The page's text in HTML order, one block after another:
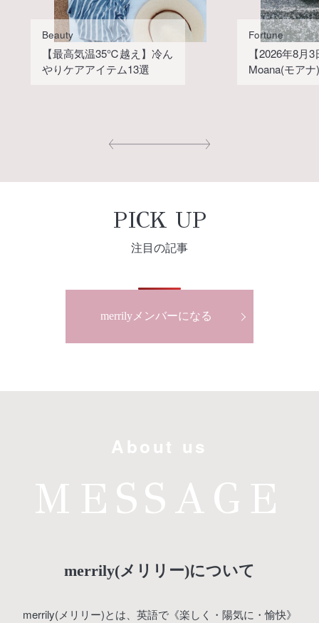
Beauty
【最高気温35℃越え】冷ん
やりケアアイテム13選
Fortune
【2026年8月
Moana(モア
PICK UP
注目の記事
merrilyメンバーになる
About us
MESSAGE
merrily(メリリー)について
merrily(メリリー)とは、英語で《楽しく・陽気に・愉快》